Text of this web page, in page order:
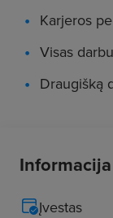
Karjeros
Visas
Draugišką
Įvestas